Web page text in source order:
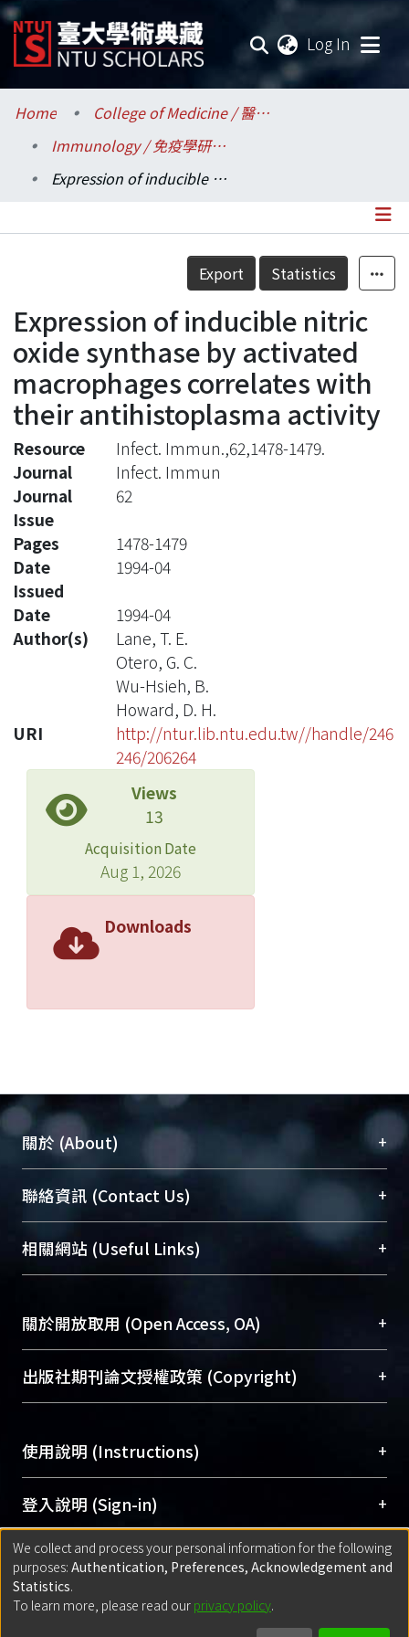
Log In
Communities & Collections
Research Outputs
Statistics
Home
College of Medicine / 醫學院
Immunology / 免疫學研究所
Expression of inducible nitric oxide synthase by activated macrophages correlates with their antihistoplasma activity
Details
Export Statistics
Expression of inducible nitric
oxide synthase by activated
macrophages correlates with
their antihistoplasma activity
Resource
Infect. Immun.,62,1478-1479.
Journal
Infect. Immun
Journal
Issue
62
Pages
1478-1479
Date
Issued
1994-04
Date
1994-04
Author(s)
Lane, T. E.
Otero, G. C.
Wu-Hsieh, B.
Howard, D. H.
URI
http://ntur.lib.ntu.edu.tw//handle/246
246/206264
Views
13
Acquisition Date
Aug 1, 2026
Downloads
關於 (About) +
臺大位居世界頂尖大學之列，為永久珍藏及向國際
展現本校豐碩的研究成果及學術能量，圖書館整合
機構典藏（NTUR）與學術庫（AH）不同功能平
台，成為臺大學術典藏NTU scholars。期能整合研
成果。
To permanently archive and promote researcher
profiles and scholarly works, Library integrates the
services of “NTU Repository” with “Academic
聯絡資訊 (Contact Us) +
總館學科館員(Main Library)
醫學圖書館學科館員(Medical Library)
Sciences Library)
相關網站 (Useful Links) +
關於開放取用 (Open Access, OA) +
開放取用是從使用者角度提升資訊取用性的社會運
動，應用在學術研究上是透過將研究著作公開供使
用逐年攀升。同時可加速研究發展、提升研究影響
Archive）平台。 （點選深入了解OA）
出版社期刊論文授權政策 (Copyright) +
含部分內容的版權非匯入者所有，或由第三方贊
助與合作完成，請確認該版權所有者及第三方同
意提供此授權。
Please represent that the submission is your
original work, and that you have the right to
grant the rights to upload.
若欲上傳已出版的全文電子檔，可使用
網站查詢，以確認出版單位之版權
使用說明 (Instructions) +
網站簡介(Quickstart Guide)
使用手冊(Instruction Manual)
線上預約服務(Booking Service)
登入說明 (Sign-in) +
方案一：臺灣大學計算機中心帳號登入
(With C&INC Email Account)
方案二：ORCID帳號登入(With ORCID)
匯入著作 (Submission) +
方案一：定期更新ORCID者，以ID匯入
We collect and process your personal information for the following
purposes: Authentication, Preferences, Acknowledgement and
Statistics.
To learn more, please read our privacy policy.